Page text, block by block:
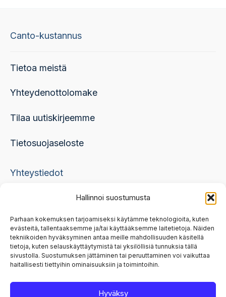
Hallinnoi suostumusta
Parhaan kokemuksen tarjoamiseksi käytämme teknologioita, kuten
evästeitä, tallentaaksemme ja/tai käyttääksemme laitetietoja. Näiden
tekniikoiden hyväksyminen antaa meille mahdollisuuden käsitellä
tietoja, kuten selauskäyttäytymistä tai yksilöllisiä tunnuksia tällä
sivustolla. Suostumuksen jättäminen tai peruuttaminen voi vaikuttaa
haitallisesti tiettyihin ominaisuuksiin ja toimintoihin.
Hyväksy
Canto-kustannus
Tietoa meistä
Yhteydenottolomake
Tilaa uutiskirjeemme
Tietosuojaseloste
Yhteystiedot
etunimi.sukunimi@skml.fi
Canto-kustannus
Puistokatu 5
57100 Savonlinna